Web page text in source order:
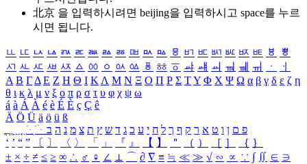
北京 을 입력하시려면 beijing을 입력하시고 space를 누르
시면 됩니다.
ㅥ ㅦ ㅧ ㅨ ㅩ ㅪ ㅫ ㅬ ㅭ ㅮ ㅯ ㅰ ㅱ ㅲ ㅳ ㅴ ㅵ ㅶ ㅷ ㅸ
ㅹ
ㅺ ㅻ ㅼ ㅽ ㅾ ㅿ ㆀ ㆁ ㆂ ㆃ ㆄ ㆅ ㆆ ㆇ ㆈ ㆉ ㆊ ㆋ ㆌ ㆍ
ㆎ
Α Β ΓΔ Ε Ζ Η Θ Ι ΚΛ Μ Ν Ξ Ο Π Ρ Σ ΤΥ Φ Χ Ψ Ω α β γ δ ε ζ η
θ ι κ λ μ ν ξ ο π ρ σ τ υ φ χ ψ ω
á à Á À é è É È ç Ç ê
Ä Ö Ü ä ö ü ß
ִֶֹ ֻּ ׁׂ פ ם ן ו ט א ר ק ף ך ל ח י ע כ ג ד ש ץ ת צ מ נ ה ב
‘ ’ “ ” 〔 〕 〈 〉 「 」 『 』 【 】 ＂ （ ） ［ ］ ｛ ｝
± × ÷ ≠ ≤ ≥ ∞ ∴ ♂ ♀ ∠ ⊥ ⌒ ∂ ∇ ≡ ≒ ≪ ≫ √ ∽ ∝ ∵ ∫ ∬ ∈ ∋